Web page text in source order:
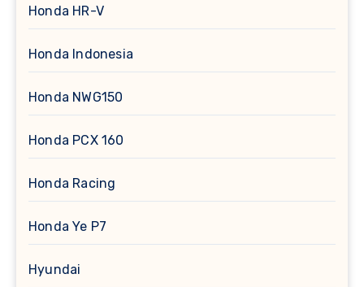
Honda HR-V
Honda Indonesia
Honda NWG150
Honda PCX 160
Honda Racing
Honda Ye P7
Hyundai